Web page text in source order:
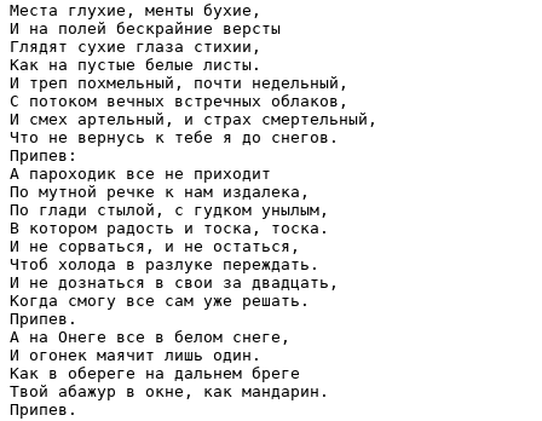
Места глухие, менты бухие,
И на полей бескрайние версты
Глядят сухие глаза стихии,
Как на пустые белые листы.
И треп похмельный, почти недельный,
С потоком вечных встречных облаков,
И смех артельный, и страх смертельный,
Что не вернусь к тебе я до снегов.
Припев:
А пароходик все не приходит
По мутной речке к нам издалека,
По глади стылой, с гудком унылым,
В котором радость и тоска, тоска.
И не сорваться, и не остаться,
Чтоб холода в разлуке переждать.
И не дознаться в свои за двадцать,
Когда смогу все сам уже решать.
Припев.
А на Онеге все в белом снеге,
И огонек маячит лишь один.
Как в обереге на дальнем бреге
Твой абажур в окне, как мандарин.
Припев.